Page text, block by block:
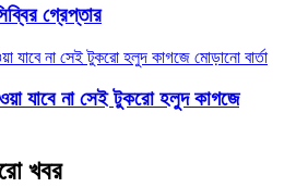
গ্রেপ্তার
যাবে না সেই টুকরো হলুদ কাগজে
খবর